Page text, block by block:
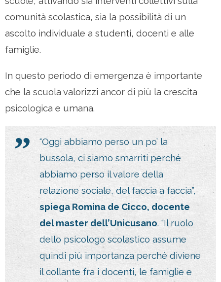
comunità scolastica, sia la possibilità di un
ascolto individuale a studenti, docenti e alle
famiglie.
In questo periodo di emergenza è importante
che la scuola valorizzi ancor di più la crescita
psicologica e umana.
“Oggi abbiamo perso un po’ la
bussola, ci siamo smarriti perché
abbiamo perso il valore della
relazione sociale, del faccia a faccia”,
spiega Romina de Cicco, docente
del master dell’Unicusano. “Il ruolo
dello psicologo scolastico assume
quindi più importanza perché diviene
il collante fra i docenti, le famiglie e